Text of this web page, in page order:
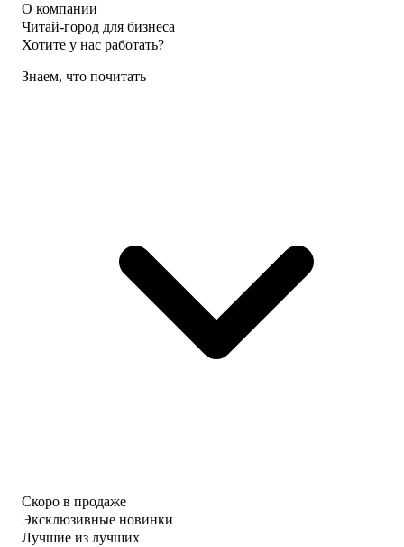
О компании
Читай-город для бизнеса
Хотите у нас работать?
Знаем, что почитать
Скоро в продаже
Эксклюзивные новинки
Лучшие из лучших